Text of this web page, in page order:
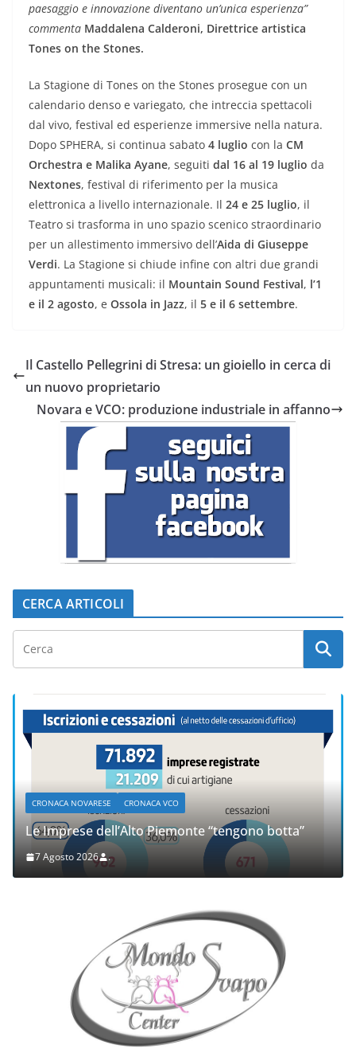
paesaggio e innovazione diventano un’unica esperienza”
commenta Maddalena Calderoni, Direttrice artistica
Tones on the Stones.
La Stagione di Tones on the Stones prosegue con un
calendario denso e variegato, che intreccia spettacoli
dal vivo, festival ed esperienze immersive nella natura.
Dopo SPHERA, si continua sabato 4 luglio con la CM
Orchestra e Malika Ayane, seguiti dal 16 al 19 luglio da
Nextones, festival di riferimento per la musica
elettronica a livello internazionale. Il 24 e 25 luglio, il
Teatro si trasforma in uno spazio scenico straordinario
per un allestimento immersivo dell’Aida di Giuseppe
Verdi. La Stagione si chiude infine con altri due grandi
appuntamenti musicali: il Mountain Sound Festival, l’1
e il 2 agosto, e Ossola in Jazz, il 5 e il 6 settembre.
Il Castello Pellegrini di Stresa: un gioiello in cerca di
un nuovo proprietario
Novara e VCO: produzione industriale in affanno
CERCA ARTICOLI
CRONACA NOVARESE CRONACA VCO
Le Imprese dell’Alto Piemonte “tengono botta”
7 Agosto 2026 .